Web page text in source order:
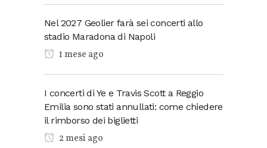
Nel 2027 Geolier farà sei concerti allo
stadio Maradona di Napoli
1 mese ago
I concerti di Ye e Travis Scott a Reggio
Emilia sono stati annullati: come chiedere
il rimborso dei biglietti
2 mesi ago